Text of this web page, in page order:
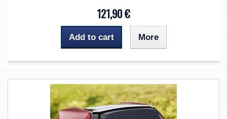
121,90 €
Add to cart More